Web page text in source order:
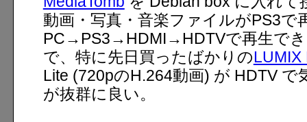
動画・写真・音楽ファイルがPS3で
PC→PS3→HDMI→HDTVで再生で
で、特に先日買ったばかりの LUMIX
Lite (720pのH.264動画) が HDTV で
が抜群に良い。